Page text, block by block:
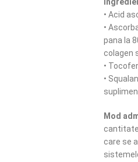
• Acid
•
pana la
colagen
•
•
Mod
care se